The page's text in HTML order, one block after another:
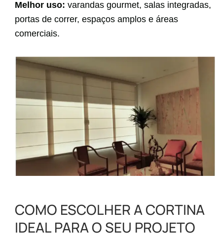
Melhor uso: varandas gourmet, salas integradas,
portas de correr, espaços amplos e áreas
comerciais.
COMO ESCOLHER A CORTINA
IDEAL PARA O SEU PROJETO